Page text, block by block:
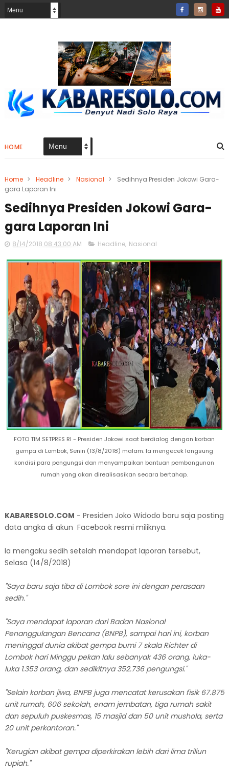
HOME
Home > Headline > Nasional >
Sedihnya Presiden Jokowi Gara-
gara Laporan Ini
Sedihnya Presiden Jokowi Gara-
gara Laporan Ini
8/14/2018 08:43:00 AM Headline, Nasional
FOTO TIM SETPRES RI - Presiden Jokowi saat berdialog dengan korban
gempa di Lombok, Senin (13/8/2018) malam. Ia mengecek langsung
kondisi para pengungsi dan menyampaikan bantuan pembangunan
rumah yang akan direalisasikan secara bertahap.
KABARESOLO.COM - Presiden Joko Widodo baru saja posting
data angka di akun Facebook resmi miliknya.
Ia mengaku sedih setelah mendapat laporan tersebut,
Selasa (14/8/2018)
"Saya baru saja tiba di Lombok sore ini dengan perasaan
sedih."
"Saya mendapat laporan dari Badan Nasional
Penanggulangan Bencana (BNPB), sampai hari ini, korban
meninggal dunia akibat gempa bumi 7 skala Richter di
Lombok hari Minggu pekan lalu sebanyak 436 orang, luka-
luka 1.353 orang, dan sedikitnya 352.736 pengungsi."
"Selain korban jiwa, BNPB juga mencatat kerusakan fisik 67.875
unit rumah, 606 sekolah, enam jembatan, tiga rumah sakit
dan sepuluh puskesmas, 15 masjid dan 50 unit mushola, serta
20 unit perkantoran."
"Kerugian akibat gempa diperkirakan lebih dari lima triliun
rupiah."